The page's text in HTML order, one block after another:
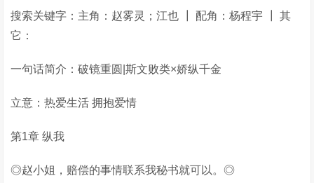
搜索关键字：主角：赵雾灵；江也 ┃ 配角：杨程宇 ┃ 其
它：
一句话简介：破镜重圆|斯文败类×娇纵千金
立意：热爱生活 拥抱爱情
第1章 纵我
◎赵小姐，赔偿的事情联系我秘书就可以。◎